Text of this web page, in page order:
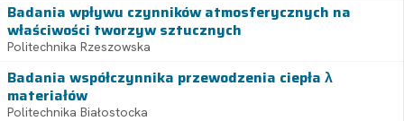
Badania wpływu czynników atmosferycznych na
właściwości tworzyw sztucznych
Politechnika Rzeszowska
Badania współczynnika przewodzenia ciepła λ
materiałów
Politechnika Białostocka